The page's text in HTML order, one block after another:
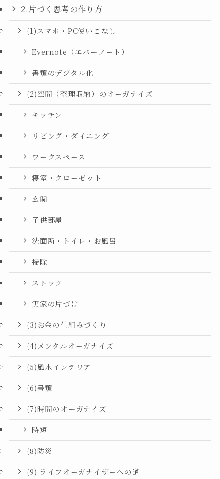
2.片づく思考の作り方
(1)スマホ・PC使いこなし
Evernote（エバーノート）
書類のデジタル化
(2)空間（整理収納）のオーガナイズ
キッチン
リビング・ダイニング
ワークスペース
寝室・クローゼット
玄関
子供部屋
洗面所・トイレ・お風呂
掃除
ストック
実家の片づけ
(3)お金の仕組みづくり
(4)メンタルオーガナイズ
(5)風水インテリア
(6)書類
(7)時間のオーガナイズ
時短
(8)防災
(9) ライフオーガナイザーへの道